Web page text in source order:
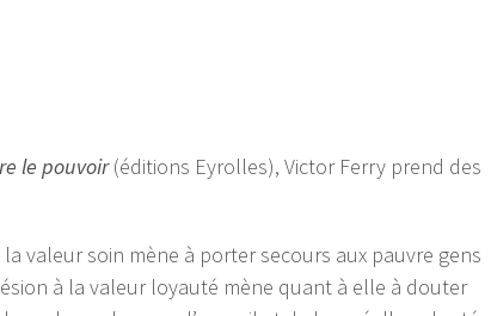
le pouvoir(éditions Eyrolles), Victor Ferry prend des
valeur soin mène à porter secours aux pauvre gens
à la valeur loyauté mène quant à elle à douter